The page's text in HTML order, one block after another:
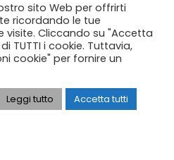
di adattamento ai
ne recepisca le indicazioni
e impegni di spesa;
limitazione all’agricoltura
aggravare l’inquinamento
puntuali, posto che
volte alla corretta
ecologia, norme di legge
sito Web per offrirti
ricordando le tue
visite. Cliccando su "Accetta
TUTTI i cookie. Tuttavia,
cookie" per fornire un
Leggi tutto Accetta tutti